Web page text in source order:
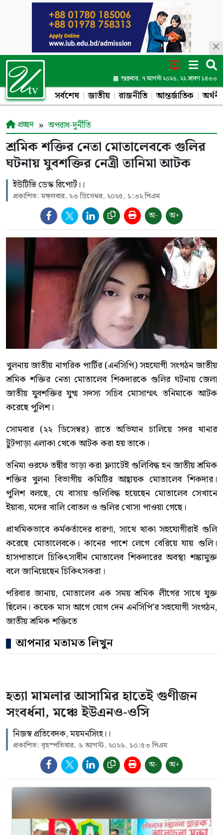
শুক্রবার, ৭ আগস্ট ২০২৬, ২২ শ্রাবণ ১৪৩৩
সর্বশেষ জাতীয় রাজনীতি আন্তর্জাতিক
প্রচ্ছদ অপরাধ-দুর্নীতি
শ্রমিক শক্তির নেতা মোতালেবকে গুলির
ঘটনায় যুবশক্তির নেত্রী তানিমা আটক
ইউটিভি ডেস্ক রিপোর্ট।।
প্রকাশিত: মঙ্গলবার, ২৩ ডিসেম্বর, ২০২৫, ১:৩২ পিএম
অ- অ+
খুলনায় জাতীয় নাগরিক পার্টির (এনসিপি) সহযোগী সংগঠন জাতীয়
শ্রমিক শক্তির নেতা মোতালেব শিকদারকে গুলির ঘটনায় জেলা
জাতীয় যুবশক্তির যুগ্ম সদস্য সচিব মোসাম্মৎ তনিমাকে আটক
করেছে পুলিশ।
সোমবার (২২ ডিসেম্বর) রাতে অভিযান চালিয়ে সদর থানার
টুটপাড়া এলাকা থেকে আটক করা হয় তাকে।
তনিমা ওরফে তন্বীর ভাড়া করা ফ্ল্যাটেই গুলিবিদ্ধ হন জাতীয় শ্রমিক
শক্তির খুলনা বিভাগীয় কমিটির আহ্বায়ক মোতালেব শিকদার।
পুলিশ বলছে, যে বাসায় গুলিবিদ্ধ হয়েছেন মোতালেব সেখানে
ইয়াবা, মদের খালি বোতল ও গুলির খোসা পাওয়া গেছে।
প্রাথমিকভাবে কর্মকর্তাদের ধারণা, সাথে থাকা সহযোগীরাই গুলি
করেছে মোতালেবকে। কানের পাশে লেগে বেরিয়ে যায় গুলি।
হাসপাতালে চিকিৎসাধীন মোতালেব শিকদারের অবস্থা শঙ্কামুক্ত
বলে জানিয়েছেন চিকিৎসকরা।
পরিবার জানায়, মোতালেব এক সময় শ্রমিক লীগের সাথে যুক্ত
ছিলেন। কয়েক মাস আগে যোগ দেন এনসিপি’র সহযোগী সংগঠন,
জাতীয় শ্রমিক শক্তিতে
আপনার মতামত লিখুন
হত্যা মামলার আসামির হাতেই গুণীজন
সংবর্ধনা, মঞ্চে ইউএনও-ওসি
নিজস্ব প্রতিবেদক, ময়মনসিংহ।।
প্রকাশিত: বৃহস্পতিবার, ৬ আগস্ট, ২০২৬, ১০:৫৩ পিএম
অ- অ+